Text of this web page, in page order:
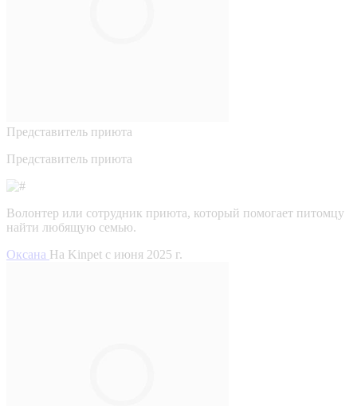
Представитель приюта
Представитель приюта
Волонтер или сотрудник приюта, который помогает питомцу
найти любящую семью.
Оксана На Kinpet c июня 2025 г.